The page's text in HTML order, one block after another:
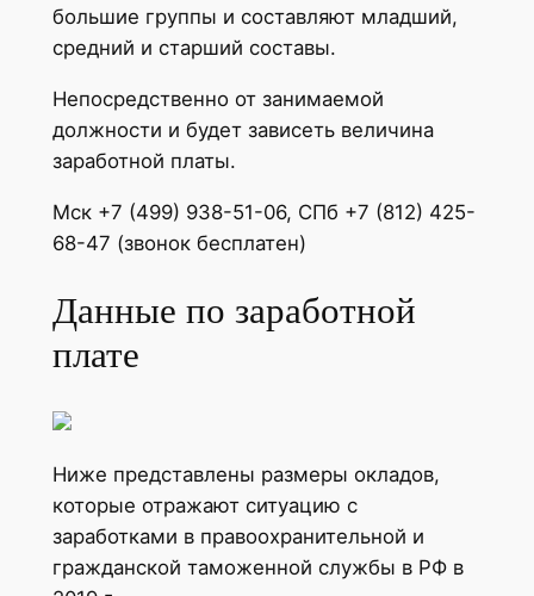
большие группы и составляют младший,
средний и старший составы.
Непосредственно от занимаемой
должности и будет зависеть величина
заработной платы.
Мск +7 (499) 938-51-06, СПб +7 (812) 425-
68-47 (звонок бесплатен)
Данные по заработной
плате
Ниже представлены размеры окладов,
которые отражают ситуацию с
заработками в правоохранительной и
гражданской таможенной службы в РФ в